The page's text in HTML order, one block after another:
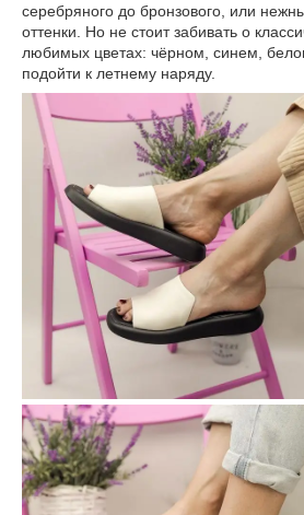
серебряного до бронзового, или
оттенки. Но не стоит забивать о
любимых цветах: чёрном, синем,
подойти к летнему наряду.